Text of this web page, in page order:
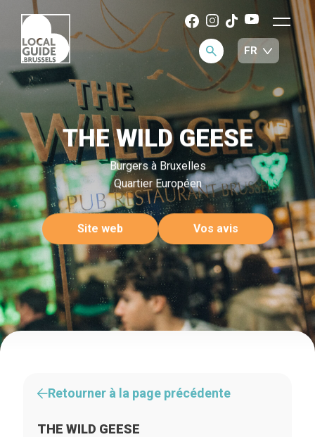
THE WILD GEESE
Burgers à Bruxelles
Quartier Européen
Site web Vos avis
Retourner à la page précédente
THE WILD GEESE